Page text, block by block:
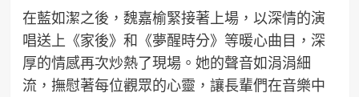
在藍如潔之後，魏嘉榆緊接著上場，以深情的演
唱送上《家後》和《夢醒時分》等暖心曲目，深
厚的情感再次炒熱了現場。她的聲音如涓涓細
流，撫慰著每位觀眾的心靈，讓長輩們在音樂中